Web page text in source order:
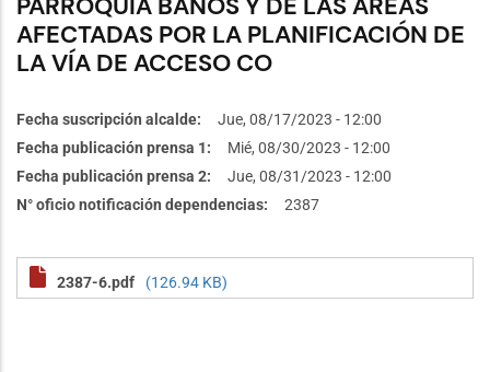
AFECTADAS POR LA PLANIFICACIÓN DE
LA VÍA DE ACCESO CO
Fecha suscripción alcalde
Jue, 08/17/2023 - 12:00
Fecha publicación prensa 1
Mié, 08/30/2023 - 12:00
Fecha publicación prensa 2
Jue, 08/31/2023 - 12:00
N° oficio notificación dependencias
2387
2387-6.pdf (126.94 KB)